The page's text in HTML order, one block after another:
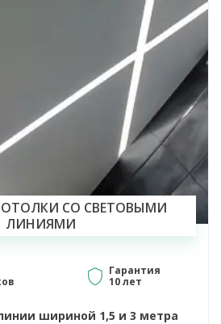
СО СВЕТОВЫМИ
ЛИНИЯМИ
Гарантия
10 лет
шириной 1,5 и 3 метра